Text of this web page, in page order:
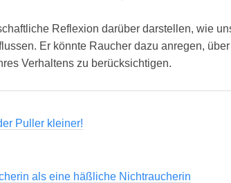
Reflexion darüber darstellen, wie
Er könnte Raucher dazu anregen,
Verhaltens zu berücksichtigen.
Puller kleiner!
als eine häßliche Nichtraucherin